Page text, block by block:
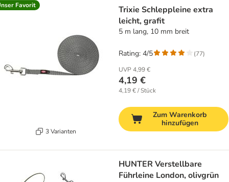
Favorit
3 Varianten
Trixie Schleppleine extra
leicht, grafit
5 m lang, 10 mm breit
UVP 4,99 €
4,19 €
4,19 € / Stück
Rating: 4/5 (77)
Zum Warenkorb
hinzufügen
HUNTER Verstellbare
Führleine London, olivgrün